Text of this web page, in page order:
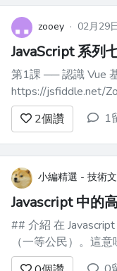
zooey · 02月29
JavaScript 系列
第1課 ── 認識 Vue
https://jsfiddle.net/
一下 Reactivity 的效
https://jsfiddle.net/
2個讚 1
小編精選 - 技術
Javascript 中的
## 介紹 在 Javascript 中，函數就是值
（一等公民）。這
變數和/或作為值傳遞。 ``` let